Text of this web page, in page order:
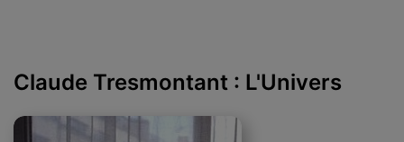
Claude Tresmontant : L'Univers